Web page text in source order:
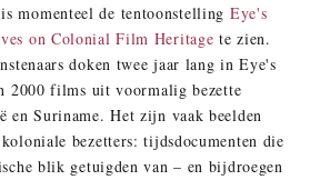
momenteel de tentoonstelling Eye's
on Colonial Film Heritage te zien.
doken twee jaar lang in Eye's
2000 films uit voormalig bezette
en Suriname. Het zijn vaak beelden
bezetters: tijdsdocumenten die
blik getuigden van – en bijdroegen